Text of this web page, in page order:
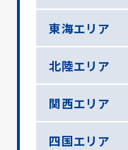
東海エリア
北陸エリア
関西エリア
四国エリア